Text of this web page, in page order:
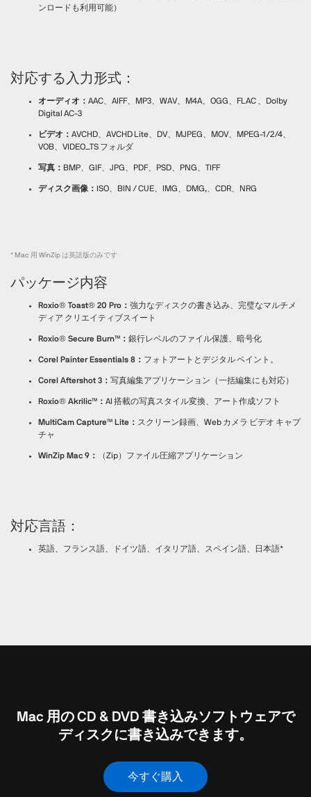
ンロードも利用可能）
対応する入力形式：
オーディオ： AAC、AIFF、MP3、WAV、M4A、OGG、FLAC 、Dolby
Digital AC-3
ビデオ： AVCHD、AVCHD Lite、DV、MJPEG、MOV、MPEG-1/2/4、
VOB、VIDEO_TS フォルダ
写真： BMP、GIF、JPG、PDF、PSD、PNG、TIFF
ディスク画像： ISO、BIN / CUE、IMG、DMG,、CDR、NRG
* Mac 用 WinZip は英語版のみです
パッケージ内容
Roxio® Toast® 20 Pro： 強力なディスクの書き込み、完璧なマルチメ
ディア クリエイティブスイート
Roxio® Secure Burn™： 銀行レベルのファイル保護、暗号化
Corel Painter Essentials 8： フォトアートとデジタル ペイント。
Corel Aftershot 3： 写真編集アプリケーション（一括編集にも対応）
Roxio® Akrilic™： AI 搭載の写真スタイル変換、アート作成ソフト
MultiCam Capture™ Lite： スクリーン録画、Web カメラ ビデオ キャプ
チャ
WinZip Mac 9： （Zip）ファイル圧縮アプリケーション
対応言語：
英語、フランス語、ドイツ語、イタリア語、スペイン語、日本語*
Mac 用の CD & DVD 書き込みソフトウェアで
ディスクに書き込みできます。
今すぐ購入